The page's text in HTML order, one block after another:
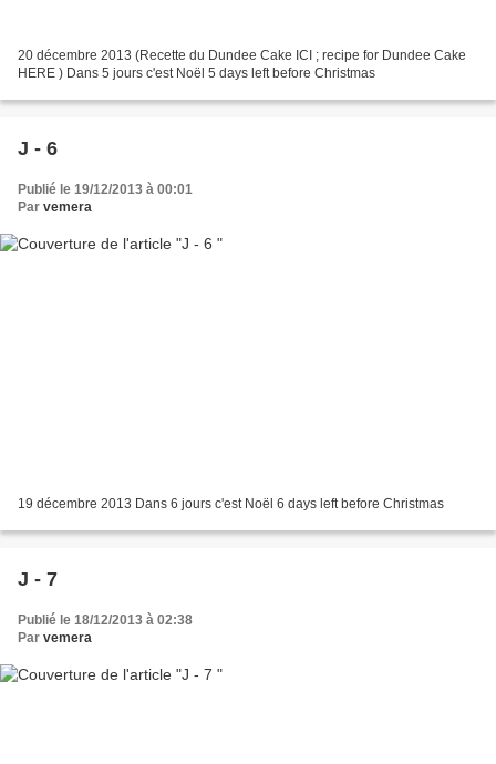
20 décembre 2013 (Recette du Dundee Cake ICI ; recipe for Dundee Cake
HERE ) Dans 5 jours c'est Noël 5 days left before Christmas
J - 6
Publié le 19/12/2013 à 00:01
Par vemera
19 décembre 2013 Dans 6 jours c'est Noël 6 days left before Christmas
J - 7
Publié le 18/12/2013 à 02:38
Par vemera